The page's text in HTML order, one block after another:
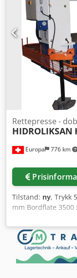
Europa 776 km
Rettepresse -
HIDROLIKSAN
Tilstand: ny, Trykk
mm Bordflate
600 mm Hastighet
effektbehov 30 kW
RAMME - Sveiset
presisjonsfreste